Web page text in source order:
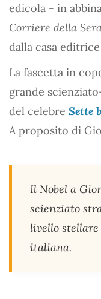
edicola - in
Corriere della
dalla casa
La fascetta in
grande
del celebre Sette
A proposito di
Il Nobel a
scienziato
livello
italiana.